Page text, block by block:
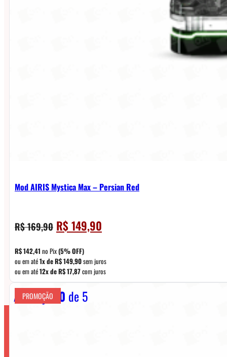
Mod AIRIS Mystica Max – Persian Red
R$169,90 O
preço
original
era:
R$ 169,90.
R$149,90
preço
é:
R$ 149,90.
R$142,41 no Pix(5% OFF)
ou em até1x deR$149,90sem juros
ou em até12x deR$17,87com juros
Avaliação 0 de 5
PROMOÇÃO